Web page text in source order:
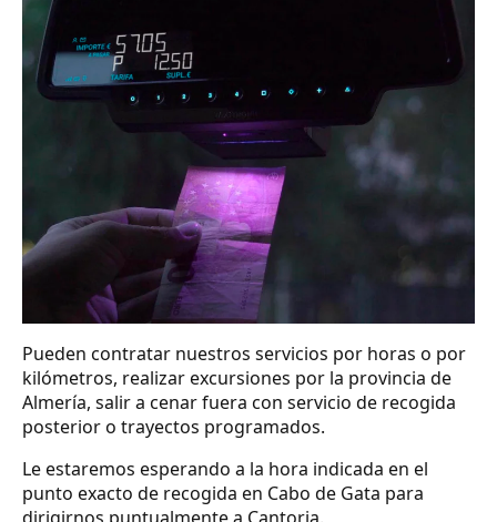
Pueden contratar nuestros servicios por horas o por
kilómetros, realizar excursiones por la provincia de
Almería, salir a cenar fuera con servicio de recogida
posterior o trayectos programados.
Le estaremos esperando a la hora indicada en el
punto exacto de recogida en Cabo de Gata para